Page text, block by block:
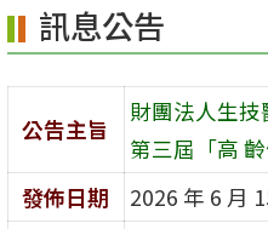
容
區
訊息公告
公告主旨
財團法人生
第三屆「高
發佈日期
2026 年 6 月